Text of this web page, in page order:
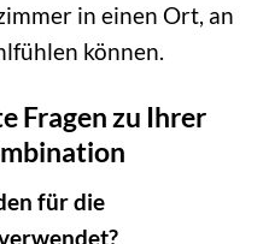
in einen Ort, an
können.
Fragen zu Ihrer
für die